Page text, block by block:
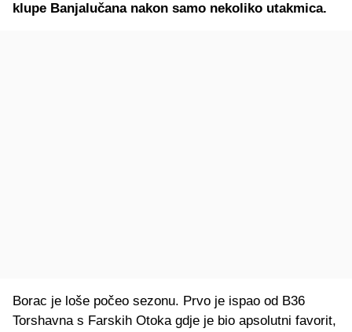
klupe Banjalučana nakon samo nekoliko utakmica.
Borac je loše počeo sezonu. Prvo je ispao od B36
Torshavna s Farskih Otoka gdje je bio apsolutni favorit,